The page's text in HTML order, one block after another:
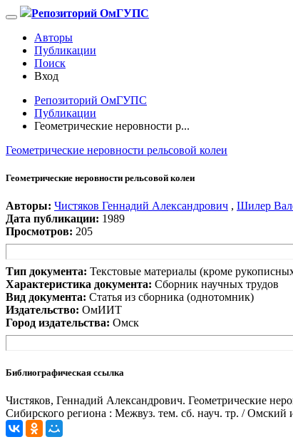
Репозиторий ОмГУПС
Авторы
Публикации
Поиск
Вход
Репозиторий ОмГУПС
Публикации
Геометрические неровности р...
Геометрические неровности рельсовой колеи
Геометрические неровности рельсовой колеи
Авторы: Чистяков Геннадий Александрович , Шилер
Дата публикации: 1989
Просмотров: 205
Тип документа: Текстовые материалы (кроме
Характеристика документа: Сборник научных трудов
Вид документа: Статья из сборника (однотомник)
Издательство: ОмИИТ
Город издательства: Омск
Библиографическая ссылка
Чистяков, Геннадий Александрович. Геометрические
Сибирского региона : Межвуз. тем. сб. науч. тр. /